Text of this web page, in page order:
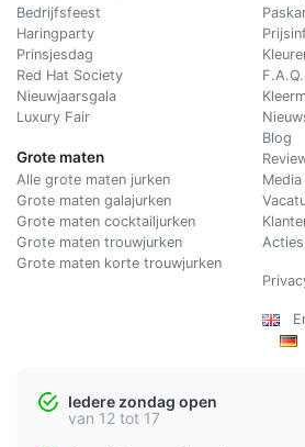
Bedrijfsfeest
Haringparty
Prinsjesdag
Red Hat Society
Nieuwjaarsgala
Luxury Fair
Grote maten
Alle grote maten jurken
Grote maten galajurken
Grote maten cocktailjurken
Grote maten trouwjurken
Grote maten korte trouwjurken
F.A.Q.
Blog
Media
Acties
Iedere zondag open
van 12 tot 17